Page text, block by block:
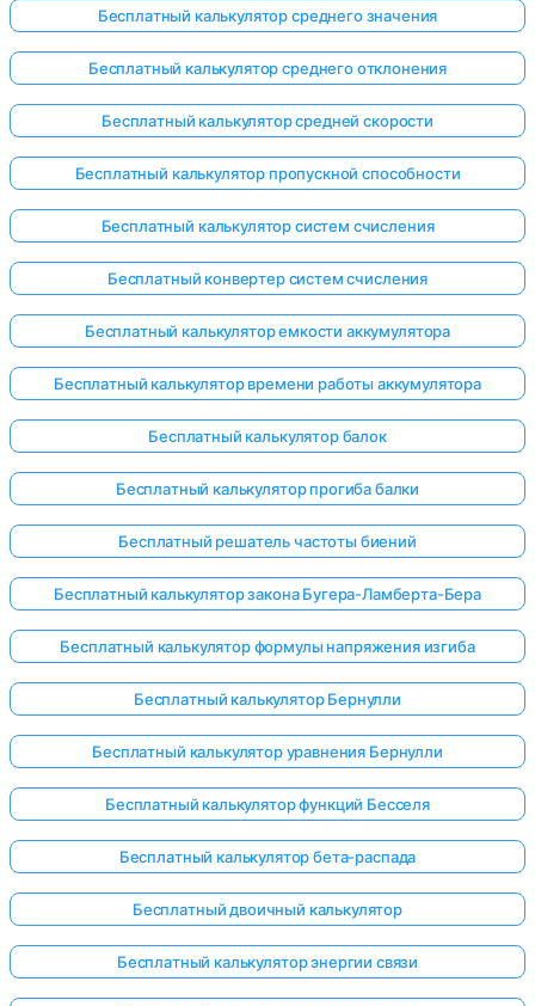
Бесплатный калькулятор среднего значения
Бесплатный калькулятор среднего отклонения
Бесплатный калькулятор средней скорости
Бесплатный калькулятор пропускной способности
Бесплатный калькулятор систем счисления
Бесплатный конвертер систем счисления
Бесплатный калькулятор емкости аккумулятора
Бесплатный калькулятор времени работы аккумулятора
Бесплатный калькулятор балок
Бесплатный калькулятор прогиба балки
Бесплатный решатель частоты биений
Бесплатный калькулятор закона Бугера-Ламберта-Бера
Бесплатный калькулятор формулы напряжения изгиба
Бесплатный калькулятор Бернулли
Бесплатный калькулятор уравнения Бернулли
Бесплатный калькулятор функций Бесселя
Бесплатный калькулятор бета-распада
Бесплатный двоичный калькулятор
Бесплатный калькулятор энергии связи